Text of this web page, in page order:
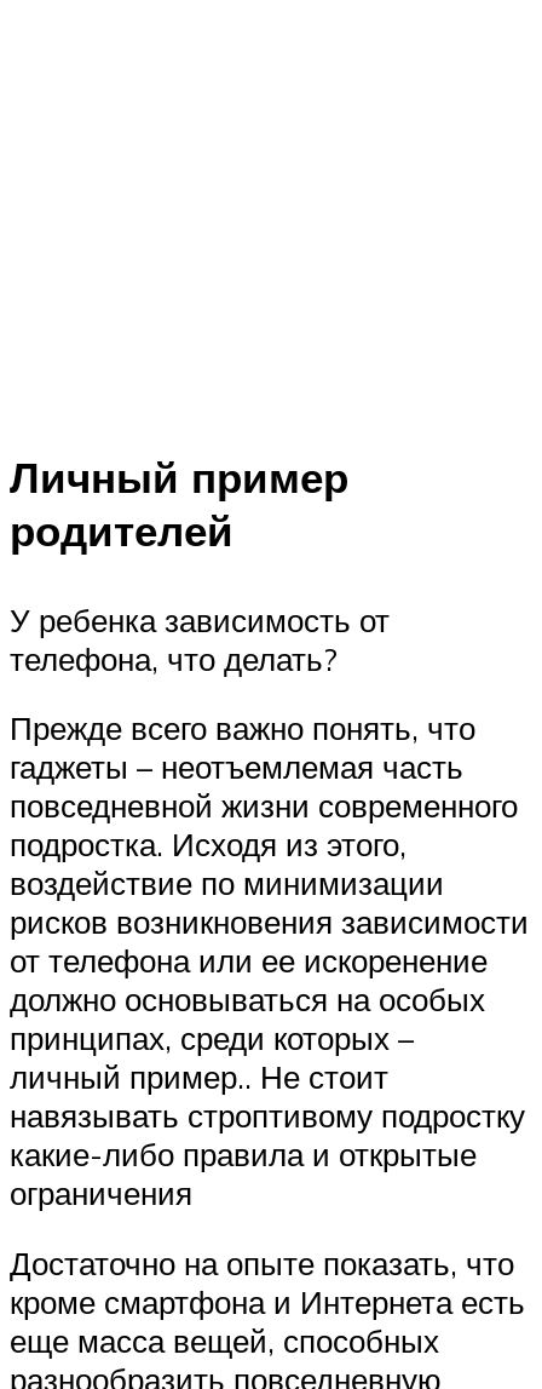
Личный пример
родителей
У ребенка зависимость от
телефона, что делать?
Прежде всего важно понять, что
гаджеты – неотъемлемая часть
повседневной жизни современного
подростка. Исходя из этого,
воздействие по минимизации
рисков возникновения зависимости
от телефона или ее искоренение
должно основываться на особых
принципах, среди которых –
личный пример.. Не стоит
навязывать строптивому подростку
какие-либо правила и открытые
ограничения
Достаточно на опыте показать, что
кроме смартфона и Интернета есть
еще масса вещей, способных
разнообразить повседневную